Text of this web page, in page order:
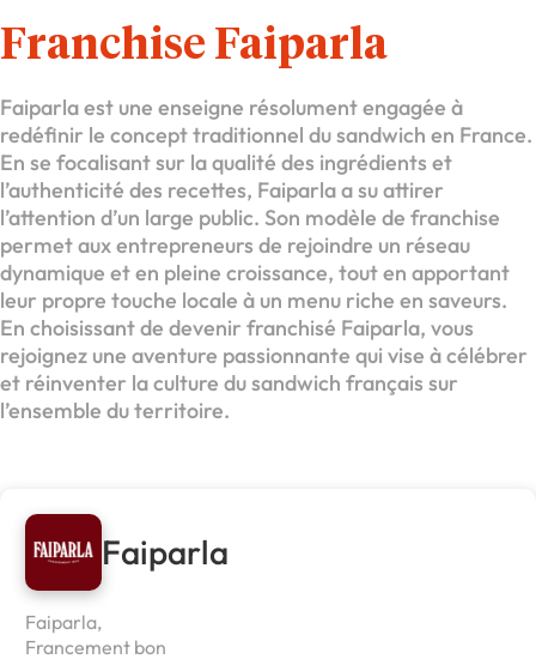
Franchise Faiparla
Faiparla est une enseigne résolument engagée à
redéfinir le concept traditionnel du sandwich en France.
En se focalisant sur la qualité des ingrédients et
l’authenticité des recettes, Faiparla a su attirer
l’attention d’un large public. Son modèle de franchise
permet aux entrepreneurs de rejoindre un réseau
dynamique et en pleine croissance, tout en apportant
leur propre touche locale à un menu riche en saveurs.
En choisissant de devenir franchisé Faiparla, vous
rejoignez une aventure passionnante qui vise à célébrer
et réinventer la culture du sandwich français sur
l’ensemble du territoire.
Faiparla
Faiparla,
Francement bon